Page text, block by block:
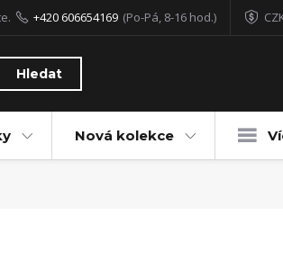
Hledat
+420 606654169 (Po-Pá, 8-16 hod.)
Nová kolekce